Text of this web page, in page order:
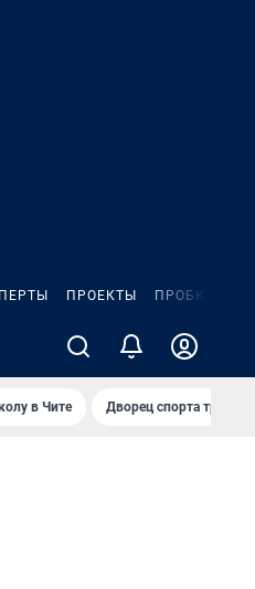
ПРОЕКТЫ ПРОБКИ
в Чите Дворец спорта